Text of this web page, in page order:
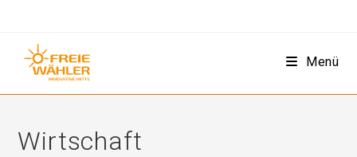
Menü
Wirtschaft